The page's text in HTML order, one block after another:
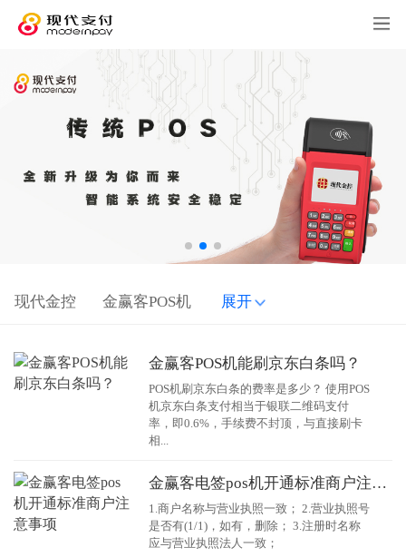
现代金控 金赢客POS机 展开
金赢客POS机能刷京东白条吗？
POS机刷京东白条的费率是多少？ 使用POS
机京东白条支付相当于银联二维码支付
率，即0.6%，手续费不封顶，与直接刷卡
相...
金赢客电签pos机开通标准商户注意事项
1.商户名称与营业执照一致； 2.营业执照号
是否有(1/1)，如有，删除； 3.注册时名称
应与营业执照法人一致；